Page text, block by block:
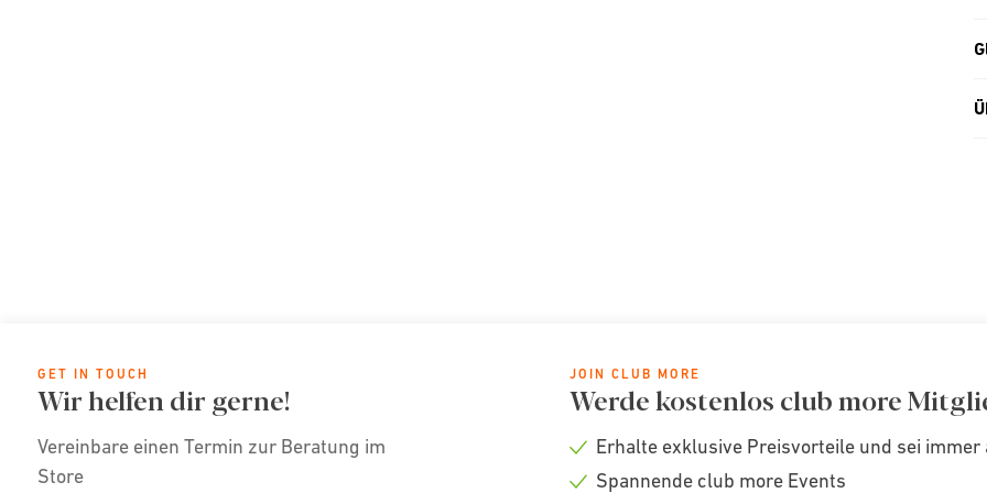
GET IN TOUCH
Wir helfen dir gerne!
Vereinbare einen Termin zur Beratung im
Store
JOIN CLUB MORE
Werde kostenlos club more
Check
Erhalte exklusive Preisvorteile und sei
Spannende club more Events